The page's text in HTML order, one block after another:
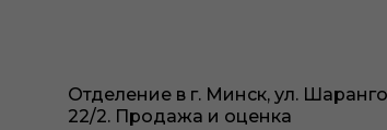
Отделение в г. Минск, ул.
22/2. Продажа и оценка